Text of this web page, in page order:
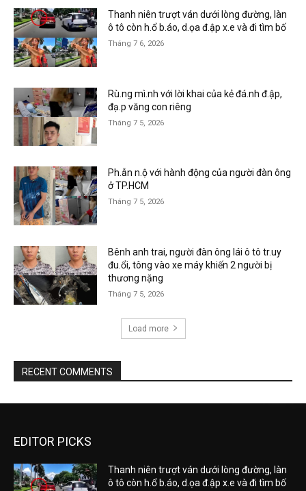
Thanh niên trượt ván dưới lòng đường, làn
ô tô còn h.ổ b.áo, d.ọa đ.ập x.e và đi tìm bố
Tháng 7 6, 2026
Rù.ng mì.nh với lời khai của kẻ đá.nh đ.ập,
đạ.p văng con riêng
Tháng 7 5, 2026
Ph.ẫn n.ộ với hành động của người đàn ông
ở TP.HCM
Tháng 7 5, 2026
Bênh anh trai, người đàn ông lái ô tô tr.uy
đu.ổi, tông vào xe máy khiến 2 người bị
thương nặng
Tháng 7 5, 2026
Load more
RECENT COMMENTS
EDITOR PICKS
Thanh niên trượt ván dưới lòng đường, làn
ô tô còn h.ổ b.áo, d.ọa đ.ập x.e và đi tìm bố